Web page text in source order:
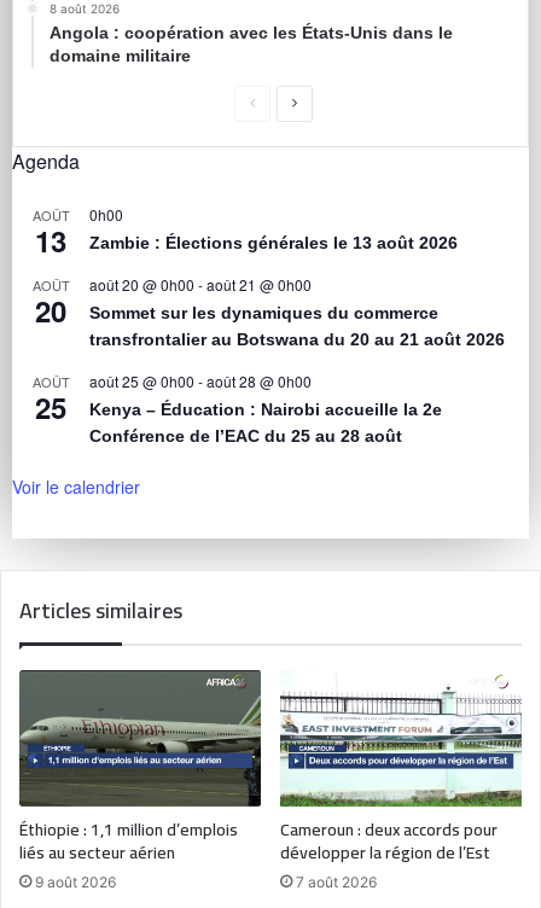
8 août 2026
Angola : coopération avec les États-Unis dans le
domaine militaire
Agenda
AOÛT
13
0h00
Zambie : Élections générales le 13 août 2026
AOÛT
20
août 20 @ 0h00 -août 21 @ 0h00
Sommet sur les dynamiques du commerce
transfrontalier au Botswana du 20 au 21 août 2026
AOÛT
25
août 25 @ 0h00 -août 28 @ 0h00
Kenya – Éducation : Nairobi accueille la 2e
Conférence de l’EAC du 25 au 28 août
Voir le calendrier
Articles similaires
Éthiopie : 1,1 million d’emplois
liés au secteur aérien
9 août 2026
Cameroun : deux accords pour
développer la région de l’Est
7 août 2026